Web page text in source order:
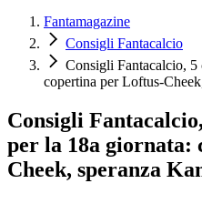
Fantamagazine
Consigli Fantacalcio
Consigli Fantacalcio, 5
copertina per Loftus-
Consigli
per la 18a giornata:
Cheek, speranza